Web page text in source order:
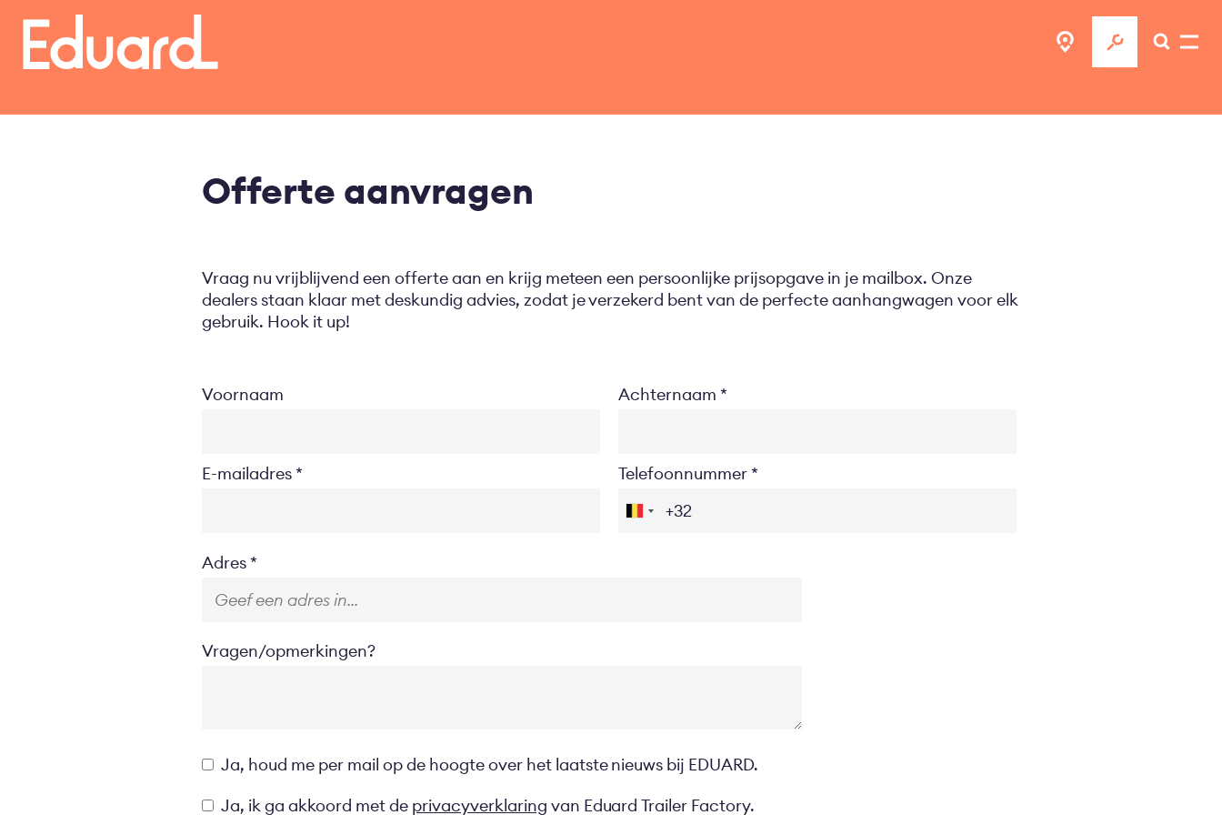
Overslaan
naar
gaan
Offerte aanvragen
Vraag nu vrijblijvend een offerte aan en krijg meteen een persoonlijke prijsopgave in je mailbox. Onze
dealers staan klaar met deskundig advies, zodat je verzekerd bent van de perfecte aanhangwagen voor elk
gebruik. Hook it up!
Voornaam Achternaam
E-mailadres Telefoonnummer
Location
Adres
Vragen/opmerkingen?
Opt-
in
Ja, houd me per mail op de hoogte over het laatste nieuws bij EDUARD.
Privacyverklaring
Ja, ik ga akkoord met de privacyverklaring van Eduard Trailer Factory.